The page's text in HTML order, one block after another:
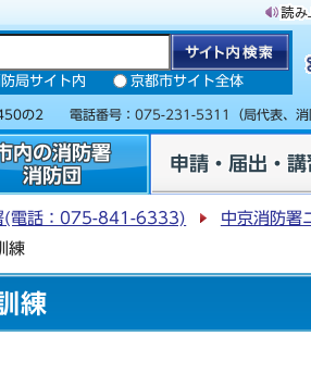
局サイト内 京都市サイト全体
450の2 電話番号： 075-231-5311 （局代表、
内の消防署
消防団
申請・届出・講
(電話：075-841-6333)
中京消防署
練
練